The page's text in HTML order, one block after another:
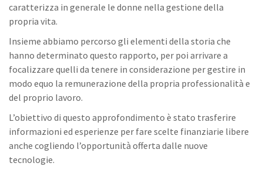
caratterizza in generale le donne nella gestione della
propria vita.
Insieme abbiamo percorso gli elementi della storia che
hanno determinato questo rapporto, per poi arrivare a
focalizzare quelli da tenere in considerazione per gestire in
modo equo la remunerazione della propria professionalità e
del proprio lavoro.
L’obiettivo di questo approfondimento è stato trasferire
informazioni ed esperienze per fare scelte finanziarie libere
anche cogliendo l’opportunità offerta dalle nuove
tecnologie.